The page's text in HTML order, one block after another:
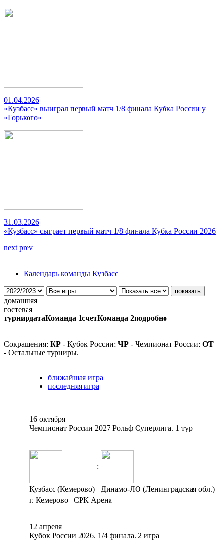
01.04.2026
«Кузбасс» выиграл первый матч 1/8 финала Кубка России у
«Горького»
31.03.2026
«Кузбасс» сыграет первый матч 1/8 финала Кубка России 2026
next prev
Календарь команды Кузбасс
домашняя
гостевая
турнирдатаКоманда 1счетКоманда 2подробно
Сокращения: КР - Кубок России; ЧР - Чемпионат России; ОТ
- Остальные турниры.
ближайшая игра
последняя игра
16 октября
Чемпионат России 2027 Рольф Суперлига. 1 тур
:
Кузбасс (Кемерово)
Динамо-ЛО (Ленинградская обл.)
г. Кемерово | СРК Арена
12 апреля
Кубок России 2026. 1/4 финала. 2 игра